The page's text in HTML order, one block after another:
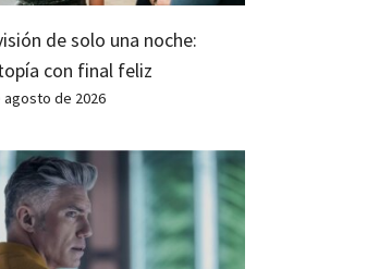
de solo una noche:
con final feliz
agosto de 2026